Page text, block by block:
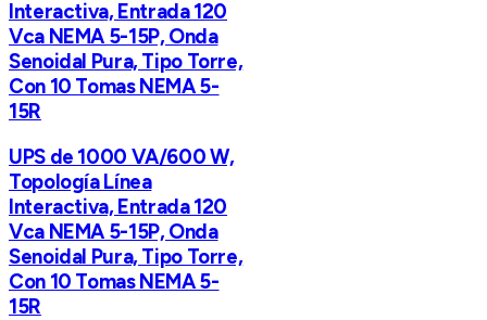
Interactiva, Entrada 120
Vca NEMA 5-15P, Onda
Senoidal Pura, Tipo Torre,
Con 10 Tomas NEMA 5-
15R
UPS de 1000 VA/600 W,
Topología Línea
Interactiva, Entrada 120
Vca NEMA 5-15P, Onda
Senoidal Pura, Tipo Torre,
Con 10 Tomas NEMA 5-
15R